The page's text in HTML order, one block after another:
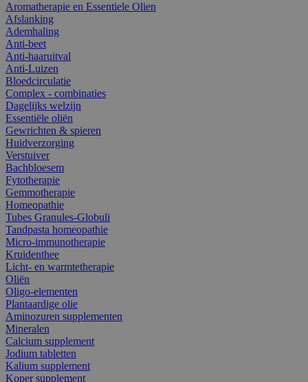
Aromatherapie en Essentiele Olien
Afslanking
Ademhaling
Anti-beet
Anti-haaruitval
Anti-Luizen
Bloedcirculatie
Complex - combinaties
Dagelijks welzijn
Essentiële oliën
Gewrichten & spieren
Huidverzorging
Verstuiver
Bachbloesem
Fytotherapie
Gemmotherapie
Homeopathie
Tubes Granules-Globuli
Tandpasta homeopathie
Micro-immunotherapie
Kruidenthee
Licht- en warmtetherapie
Oliën
Oligo-elementen
Plantaardige olie
Aminozuren supplementen
Mineralen
Calcium supplement
Jodium tabletten
Kalium supplement
Koper supplement